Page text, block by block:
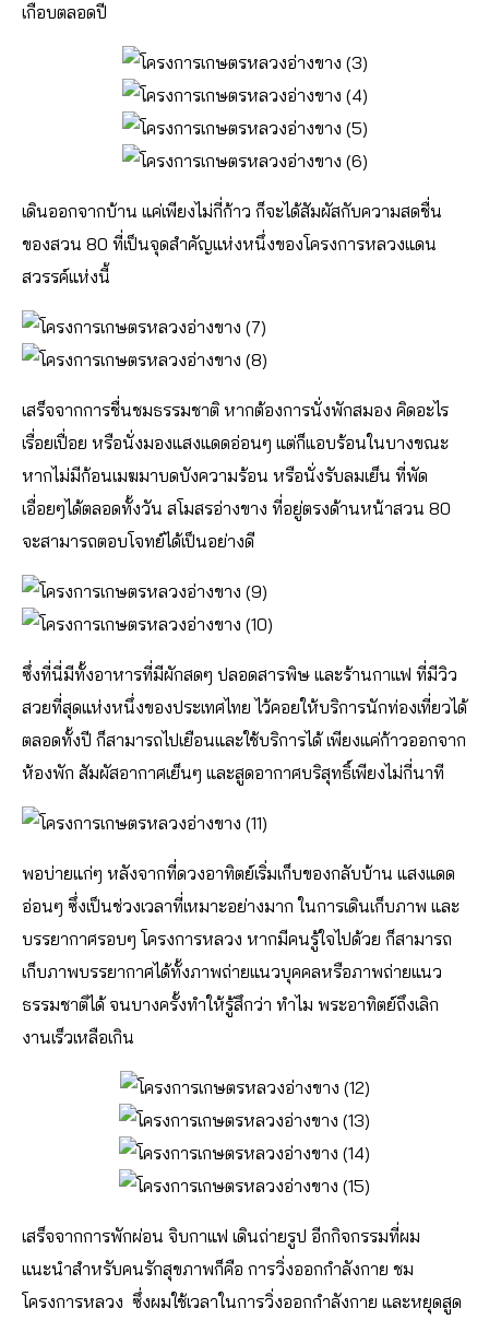
เกือบตลอดปี
เดินออกจากบ้าน แค่เพียงไม่กี่ก้าว ก็จะได้สัมผัสกับความสดชื่น
ของสวน 80 ที่เป็นจุดสำคัญแห่งหนึ่งของโครงการหลวงแดน
สวรรค์แห่งนี้
เสร็จจากการชื่นชมธรรมชาติ หากต้องการนั่งพักสมอง คิดอะไร
เรื่อยเปื่อย หรือนั่งมองแสงแดดอ่อนๆ แต่ก็แอบร้อนในบางขณะ
หากไม่มีก้อนเมฆมาบดบังความร้อน หรือนั่งรับลมเย็น ที่พัด
เอื่อยๆได้ตลอดทั้งวัน สโมสรอ่างขาง ที่อยู่ตรงด้านหน้าสวน 80
จะสามารถตอบโจทย์ได้เป็นอย่างดี
ซึ่งที่นี่มีทั้งอาหารที่มีผักสดๆ ปลอดสารพิษ และร้านกาแฟ ที่มีวิว
สวยที่สุดแห่งหนึ่งของประเทศไทย ไว้คอยให้บริการนักท่องเที่ยวได้
ตลอดทั้งปี ก็สามารถไปเยือนและใช้บริการได้ เพียงแค่ก้าวออกจาก
ห้องพัก สัมผัสอากาศเย็นๆ และสูดอากาศบริสุทธิ์เพียงไม่กี่นาที
พอบ่ายแก่ๆ หลังจากที่ดวงอาทิตย์เริ่มเก็บของกลับบ้าน แสงแดด
อ่อนๆ ซึ่งเป็นช่วงเวลาที่เหมาะอย่างมาก ในการเดินเก็บภาพ และ
บรรยากาศรอบๆ โครงการหลวง หากมีคนรู้ใจไปด้วย ก็สามารถ
เก็บภาพบรรยากาศได้ทั้งภาพถ่ายแนวบุคคลหรือภาพถ่ายแนว
ธรรมชาติได้ จนบางครั้งทำให้รู้สึกว่า ทำไม พระอาทิตย์ถึงเลิก
งานเร็วเหลือเกิน
เสร็จจากการพักผ่อน จิบกาแฟ เดินถ่ายรูป อีกกิจกรรมที่ผม
แนะนำสำหรับคนรักสุขภาพก็คือ การวิ่งออกกำลังกาย ชม
โครงการหลวง ซึ่งผมใช้เวลาในการวิ่งออกกำลังกาย และหยุดสูด